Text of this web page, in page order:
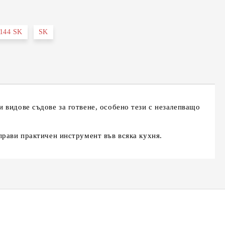
за лични данни
SK SK
съдове за готвене, особено тези с незалепващо
практичен инструмент във всяка кухня.